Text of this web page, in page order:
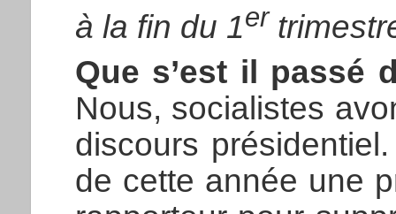
à la fin du 1er
Que s’est il passé
Nous, socialistes
discours
de cette année une